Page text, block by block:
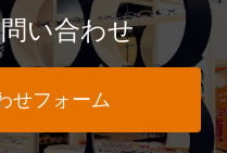
い合わせ
せフォーム